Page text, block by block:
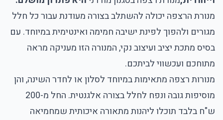
מנורת הרצפה יכולה להשתלב בצורה מעודנת עבור כל חלל
מגורים ולהפוך לפינת ישיבה חמימה ואינטימית במיוחד. עם
בסיס מתכת יציב ועיצוב נקי, המנורה הזו מעניקה מראה
מתוחכם ועכשווי לביתכם.
מנורות רצפה מתאימות במיוחד לסלון או לחדר השינה, והן
מוסיפות גובה ונפח לחלל בצורה אלגנטית. החל מ-200
ש"ח בלבד תוכלו ליהנות מתאורה איכותית שמחמיאה